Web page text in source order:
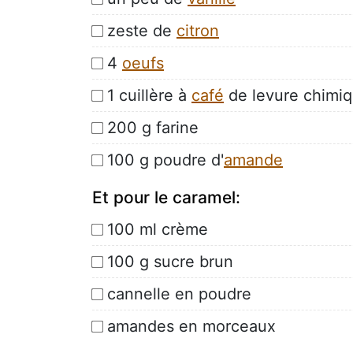
zeste de citron
4 oeufs
1 cuillère à café de levure
200 g farine
100 g poudre d'amande
Et pour le caramel:
100 ml crème
100 g sucre brun
cannelle en poudre
amandes en morceaux